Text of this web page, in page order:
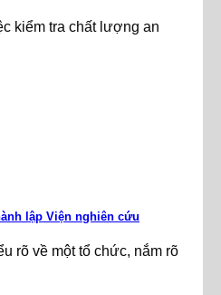
kiểm tra chất lượng an
lập Viện nghiên cứu
rõ về một tổ chức, nắm rõ